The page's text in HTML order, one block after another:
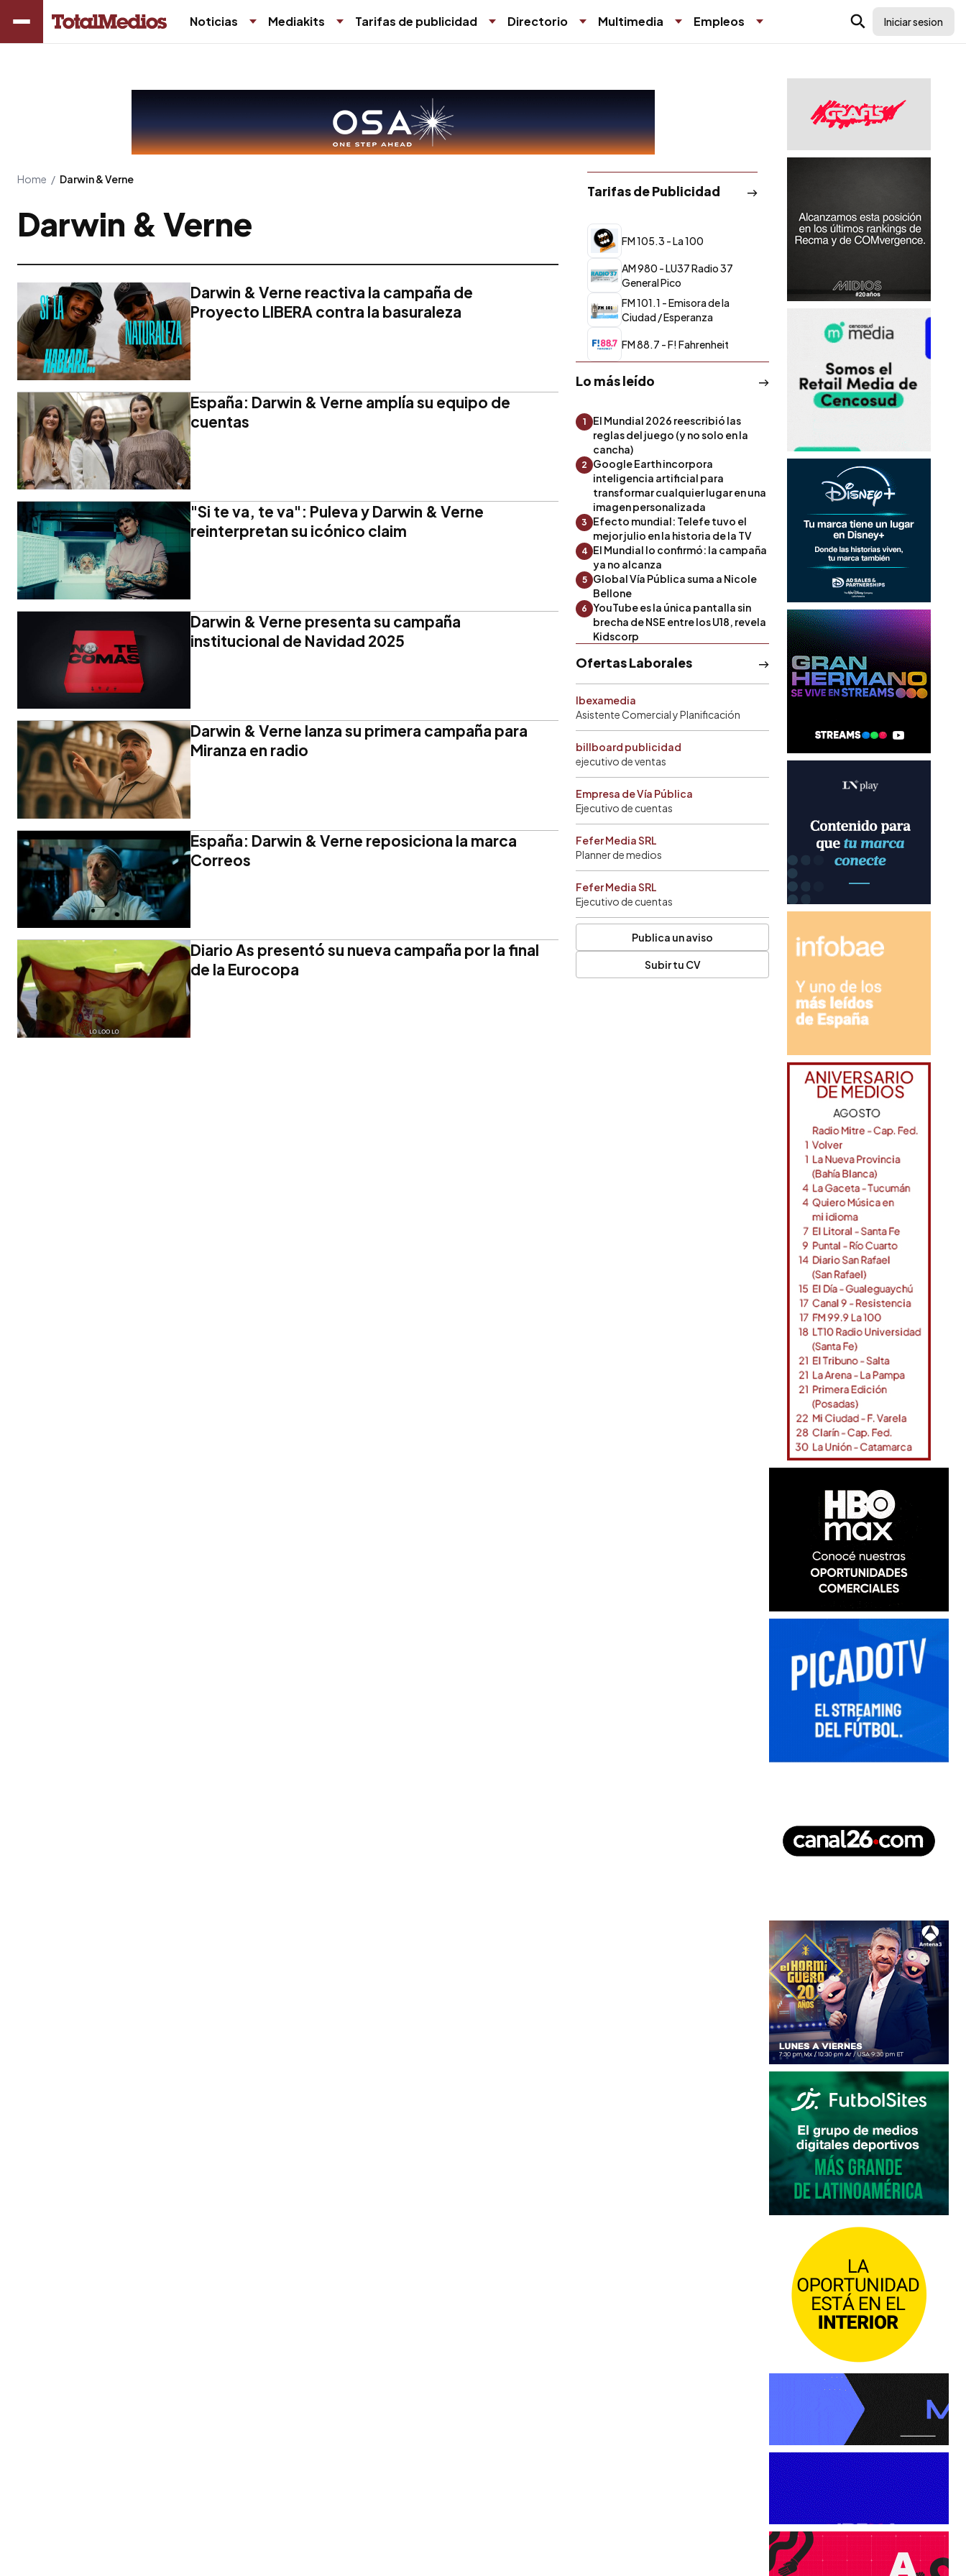
Noticias Mediakits Tarifas de publicidad Directorio Multimedia Empleos Iniciar sesion
Home / Darwin & Verne
Darwin & Verne
Darwin & Verne reactiva la campaña de
Proyecto LIBERA contra la basuraleza
España: Darwin & Verne amplía su equipo de
cuentas
"Si te va, te va": Puleva y Darwin & Verne
reinterpretan su icónico claim
Darwin & Verne presenta su campaña
institucional de Navidad 2025
Darwin & Verne lanza su primera campaña para
Miranza en radio
España: Darwin & Verne reposiciona la marca
Correos
Diario As presentó su nueva campaña por la final
de la Eurocopa
Tarifas de Publicidad
FM 105.3 - La 100
AM 980 - LU37 Radio 37
General Pico
FM 101.1 - Emisora de la
Ciudad / Esperanza
FM 88.7 - F! Fahrenheit
Lo más leído
1
El Mundial 2026 reescribió las
reglas del juego (y no solo en la
cancha)
2
Google Earth incorpora
inteligencia artificial para
transformar cualquier lugar en una
imagen personalizada
3
Efecto mundial: Telefe tuvo el
mejor julio en la historia de la TV
4 El Mundial lo confirmó: la campaña
ya no alcanza
5
Global Vía Pública suma a Nicole
Bellone
6
YouTube es la única pantalla sin
brecha de NSE entre los U18, revela
Kidscorp
Ofertas Laborales
Ibexamedia
Asistente Comercial y Planificación
billboard publicidad
ejecutivo de ventas
Empresa de Vía Pública
Ejecutivo de cuentas
Fefer Media SRL
Planner de medios
Fefer Media SRL
Ejecutivo de cuentas
Publica un aviso
Subir tu CV